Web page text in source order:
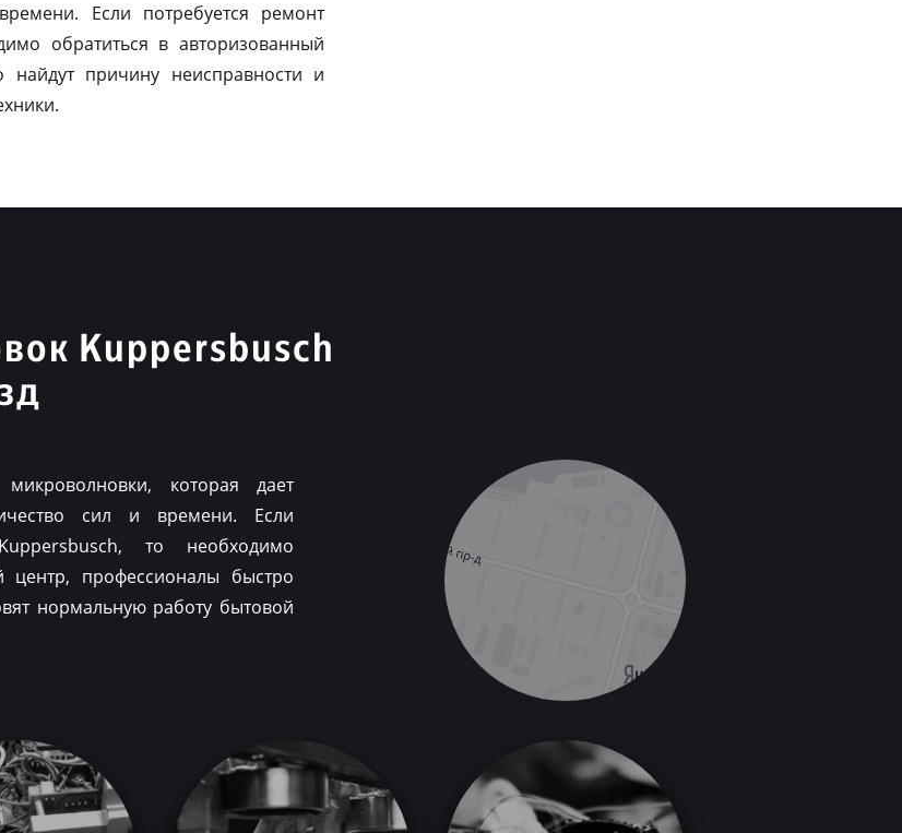
Если потребуется ремонт
обратиться в авторизованный
найдут причину неисправности и
Kuppersbusch
которая дает
сил и времени. Если
то необходимо
центр, профессионалы быстро
нормальную работу бытовой